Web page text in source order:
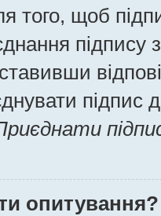
того, щоб
підпис
опитування?